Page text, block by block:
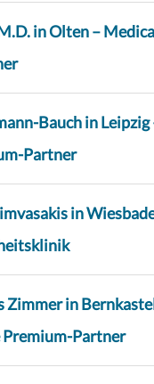
in Olten –
Bauch in Leipzig
Partner
in
Zimmer in
Premium-Partner